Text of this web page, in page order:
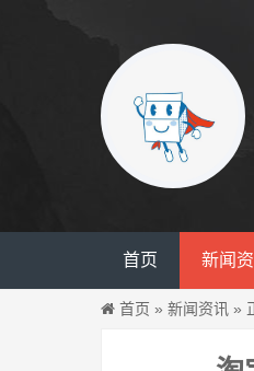
首页 新闻
首页 » 新闻资讯 »